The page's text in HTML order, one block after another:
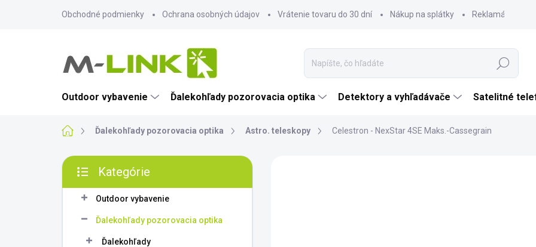
Obchodné podmienky Ochrana osobných údajov Vrátenie tovaru do 30 dní Nákup na splátky Reklamácia
Hľadať
Outdoor vybavenie Ďalekohľady pozorovacia optika Detektory a vyhľadávače Satelitné
DomovĎalekohľady pozorovacia optika Astro. teleskopy Celestron - NexStar 4SE Maks.-Cassegrain
B
č
kategórie
Kategórie
Outdoor vybavenie
Ďalekohľady pozorovacia optika
Ďalekohľady